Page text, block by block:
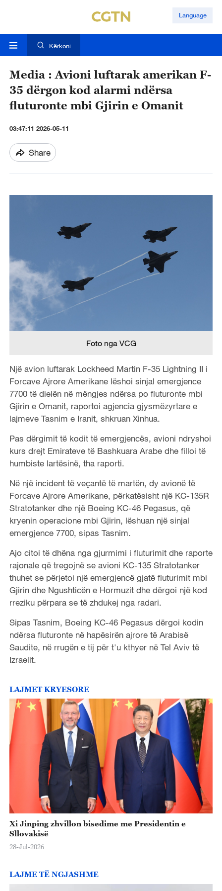
Language
Kërkoni
Media : Avioni luftarak amerikan F-
35 dërgon kod alarmi ndërsa
fluturonte mbi Gjirin e Omanit
03:47:11 2026-05-11
Share
Foto nga VCG
Një avion luftarak Lockheed Martin F-35 Lightning II i
Forcave Ajrore Amerikane lëshoi ​​sinjal emergjence
7700 të dielën në mëngjes ndërsa po fluturonte mbi
Gjirin e Omanit, raportoi agjencia gjysmëzyrtare e
lajmeve Tasnim e Iranit, shkruan Xinhua.
Pas dërgimit të kodit të emergjencës, avioni ndryshoi
kurs drejt Emirateve të Bashkuara Arabe dhe filloi të
humbiste lartësinë, tha raporti.
Në një incident të veçantë të martën, dy avionë të
Forcave Ajrore Amerikane, përkatësisht një KC-135R
Stratotanker dhe një Boeing KC-46 Pegasus, që
kryenin operacione mbi Gjirin, lëshuan një sinjal
emergjence 7700, sipas Tasnim.
Ajo citoi të dhëna nga gjurmimi i fluturimit dhe raporte
rajonale që tregojnë se avioni KC-135 Stratotanker
thuhet se përjetoi një emergjencë gjatë fluturimit mbi
Gjirin dhe Ngushticën e Hormuzit dhe dërgoi një kod
rreziku përpara se të zhdukej nga radari.
Sipas Tasnim, Boeing KC-46 Pegasus dërgoi kodin
ndërsa fluturonte në hapësirën ajrore të Arabisë
Saudite, në rrugën e tij për t'u kthyer në Tel Aviv të
Izraelit.
LAJMET KRYESORE
Xi Jinping zhvillon bisedime me Presidentin e
Sllovakisë
28-Jul-2026
LAJME TË NGJASHME